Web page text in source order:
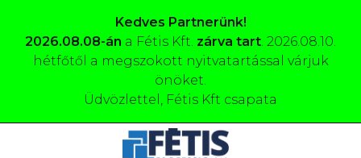
Kedves Partnerünk!
2026.08.08-án a Fétis Kft. zárva tart. 2026.08.10.
hétfőtől a megszokott nyitvatartással várjuk
önöket.
Üdvözlettel, Fétis Kft csapata